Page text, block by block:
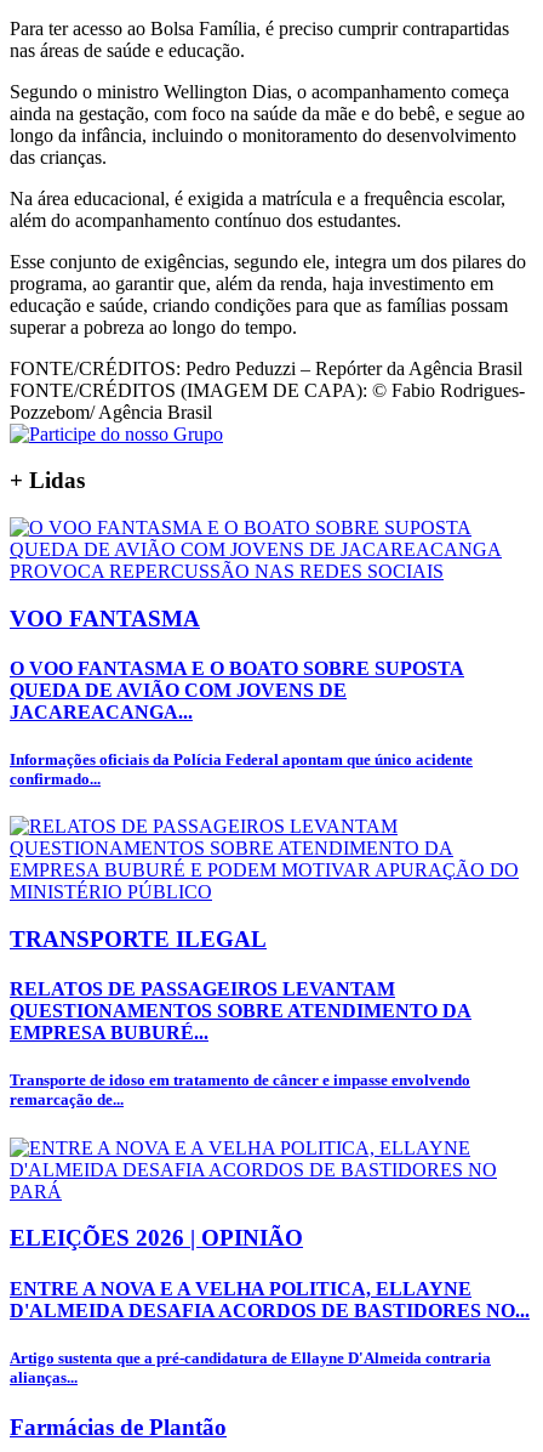
Para ter acesso ao Bolsa Família, é preciso cumprir contrapartidas
nas áreas de saúde e educação.
Segundo o ministro Wellington Dias, o acompanhamento começa
ainda na gestação, com foco na saúde da mãe e do bebê, e segue ao
longo da infância, incluindo o monitoramento do desenvolvimento
das crianças.
Na área educacional, é exigida a matrícula e a frequência escolar,
além do acompanhamento contínuo dos estudantes.
Esse conjunto de exigências, segundo ele, integra um dos pilares do
programa, ao garantir que, além da renda, haja investimento em
educação e saúde, criando condições para que as famílias possam
superar a pobreza ao longo do tempo.
FONTE/CRÉDITOS: Pedro Peduzzi – Repórter da Agência Brasil
FONTE/CRÉDITOS (IMAGEM DE CAPA): © Fabio Rodrigues-
Pozzebom/ Agência Brasil
+ Lidas
VOO FANTASMA
O VOO FANTASMA E O BOATO SOBRE SUPOSTA
QUEDA DE AVIÃO COM JOVENS DE
JACAREACANGA...
Informações oficiais da Polícia Federal apontam que único acidente
confirmado...
TRANSPORTE ILEGAL
RELATOS DE PASSAGEIROS LEVANTAM
QUESTIONAMENTOS SOBRE ATENDIMENTO DA
EMPRESA BUBURÉ...
Transporte de idoso em tratamento de câncer e impasse envolvendo
remarcação de...
ELEIÇÕES 2026 | OPINIÃO
ENTRE A NOVA E A VELHA POLITICA, ELLAYNE
D'ALMEIDA DESAFIA ACORDOS DE BASTIDORES NO...
Artigo sustenta que a pré-candidatura de Ellayne D'Almeida contraria
alianças...
Farmácias de Plantão